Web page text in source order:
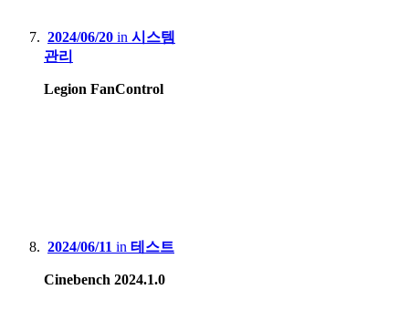
2024/06/20 in 시스템
관리
Legion FanControl
2024/06/11 in 테스트
Cinebench 2024.1.0